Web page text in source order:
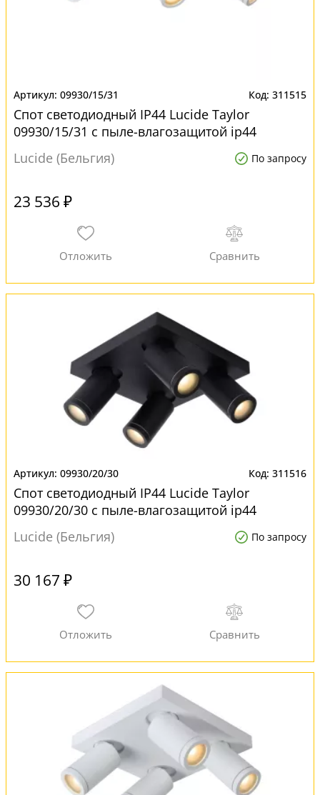
09930/15/31 311515
Спот светодиодный IP44 Lucide Taylor
09930/15/31 с пыле-влагозащитой ip44
Lucide (Бельгия)
По запросу
23 536 ₽
09930/20/30 311516
Спот светодиодный IP44 Lucide Taylor
09930/20/30 с пыле-влагозащитой ip44
Lucide (Бельгия)
По запросу
30 167 ₽